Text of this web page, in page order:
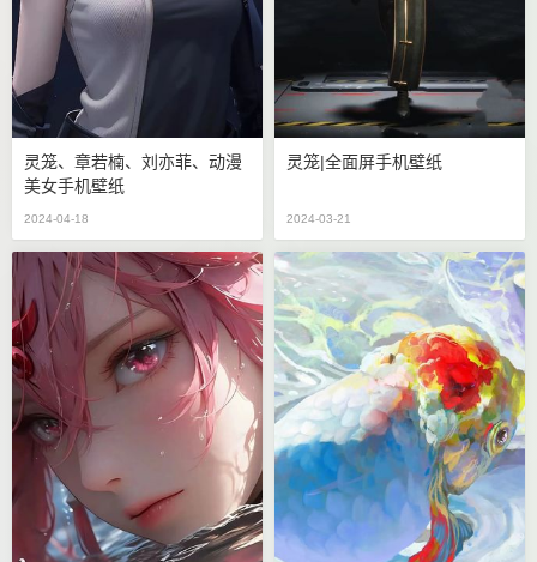
灵笼、章若楠、刘亦菲、动漫
美女手机壁纸
2024-04-18
灵笼|全面屏手机壁纸
2024-03-21